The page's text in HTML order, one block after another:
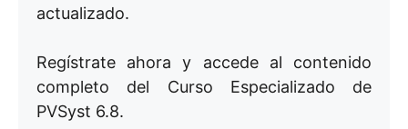
actualizado.
Regístrate ahora y accede al contenido
completo del Curso Especializado de
PVSyst 6.8.